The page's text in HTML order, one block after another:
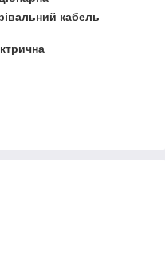
кабель